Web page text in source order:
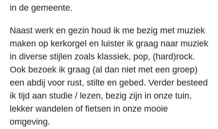
in de gemeente.
Naast werk en gezin houd ik me bezig met muziek
maken op kerkorgel en luister ik graag naar muziek
in diverse stijlen zoals klassiek, pop, (hard)rock.
Ook bezoek ik graag (al dan niet met een groep)
een abdij voor rust, stilte en gebed. Verder besteed
ik tijd aan studie / lezen, bezig zijn in onze tuin,
lekker wandelen of fietsen in onze mooie
omgeving.